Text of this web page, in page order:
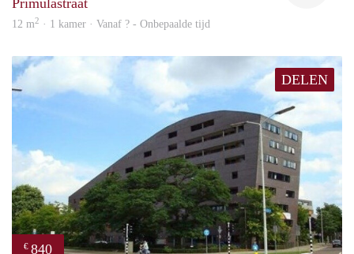
12 m2 · 1 kamer · Vanaf ? - Onbepaalde tijd
DELEN
€ 840